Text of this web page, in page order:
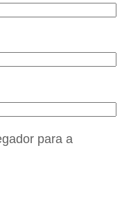
para a